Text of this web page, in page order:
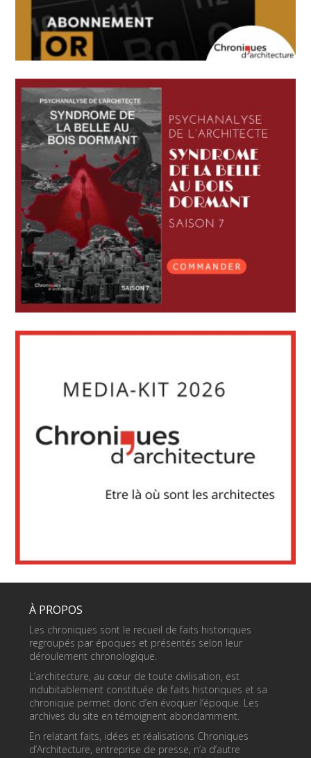
À PROPOS
Les chroniques sont le recueil de faits historiques
regroupés par époques et présentés selon leur
déroulement chronologique.
L’architecture, au cœur de toute civilisation, est
indubitablement constituée de faits historiques et sa
chronique permet donc d’en évoquer l’époque. Les
archives du site en témoignent abondamment.
En relatant faits, idées et réalisations Chroniques
d’Architecture, entreprise de presse, n’a d’autre